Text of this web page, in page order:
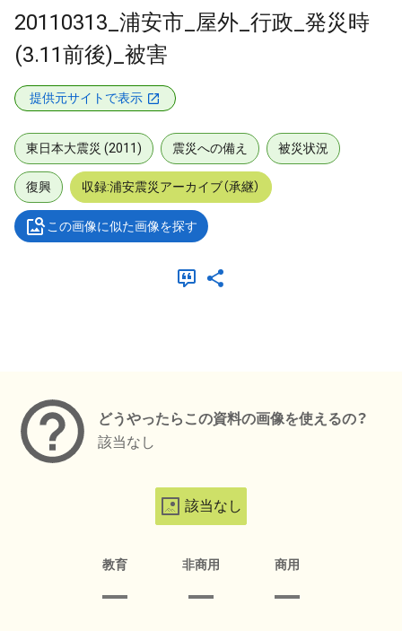
20110313_浦安市_屋外_行政_発災時
(3.11前後)_被害
提供元サイトで表示
東日本大震災 (2011) 震災への備え 被災状況
復興 収録:浦安震災アーカイブ（承継）
この画像に似た画像を探す
どうやったらこの資料の画像を使えるの？
該当なし
該当なし
教育 非商用 商用